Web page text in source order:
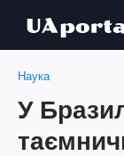
Наука
У